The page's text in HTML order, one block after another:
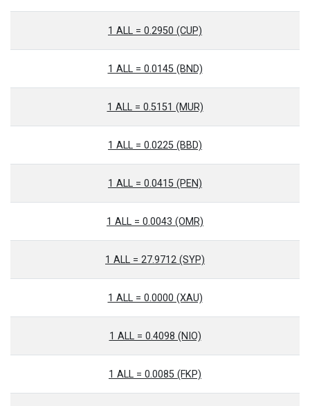
1 ALL = 0.2950 (CUP)
1 ALL = 0.0145 (BND)
1 ALL = 0.5151 (MUR)
1 ALL = 0.0225 (BBD)
1 ALL = 0.0415 (PEN)
1 ALL = 0.0043 (OMR)
1 ALL = 27.9712 (SYP)
1 ALL = 0.0000 (XAU)
1 ALL = 0.4098 (NIO)
1 ALL = 0.0085 (FKP)